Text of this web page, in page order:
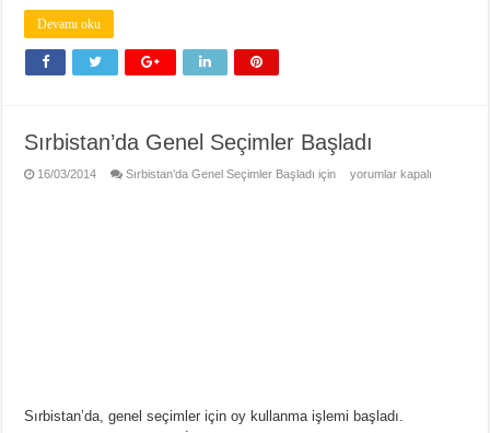
Devamı oku
Sırbistan’da Genel Seçimler Başladı
16/03/2014 Sırbistan’da Genel Seçimler Başladı için yorumlar kapalı
Sırbistan’da, genel seçimler için oy kullanma işlemi başladı.